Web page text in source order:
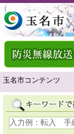
玉名市コンテンツ